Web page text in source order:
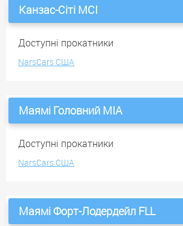
Канзас-Сіті MCI
Доступні прокатники
NarsCars США
Маямі Головний MIA
Доступні прокатники
NarsCars США
Маямі Форт-Лодердейл FLL